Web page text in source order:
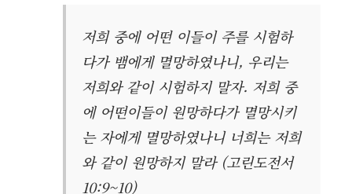
저희 중에 어떤 이들이 주를 시험하
다가 뱀에게 멸망하였나니, 우리는
저희와 같이 시험하지 말자. 저희 중
에 어떤이들이 원망하다가 멸망시키
는 자에게 멸망하였나니 너희는 저희
와 같이 원망하지 말라 (고린도전서
10:9~10)